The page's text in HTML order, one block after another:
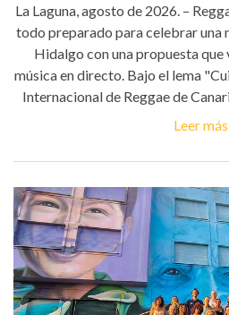
La Laguna, agosto de 2026. –
todo preparado para celebrar una
Hidalgo con una propuesta que
música en directo. Bajo el lema
Internacional de Reggae de
Leer más